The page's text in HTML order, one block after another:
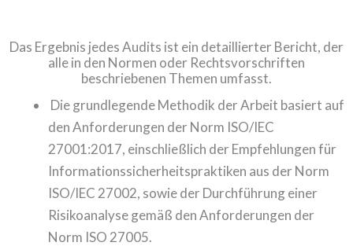
Das Ergebnis jedes Audits ist ein detaillierter Bericht, der
alle in den Normen oder Rechtsvorschriften
beschriebenen Themen umfasst.
Die grundlegende Methodik der Arbeit basiert auf
den Anforderungen der Norm ISO/IEC
27001:2017, einschließlich der Empfehlungen für
Informationssicherheitspraktiken aus der Norm
ISO/IEC 27002, sowie der Durchführung einer
Risikoanalyse gemäß den Anforderungen der
Norm ISO 27005.